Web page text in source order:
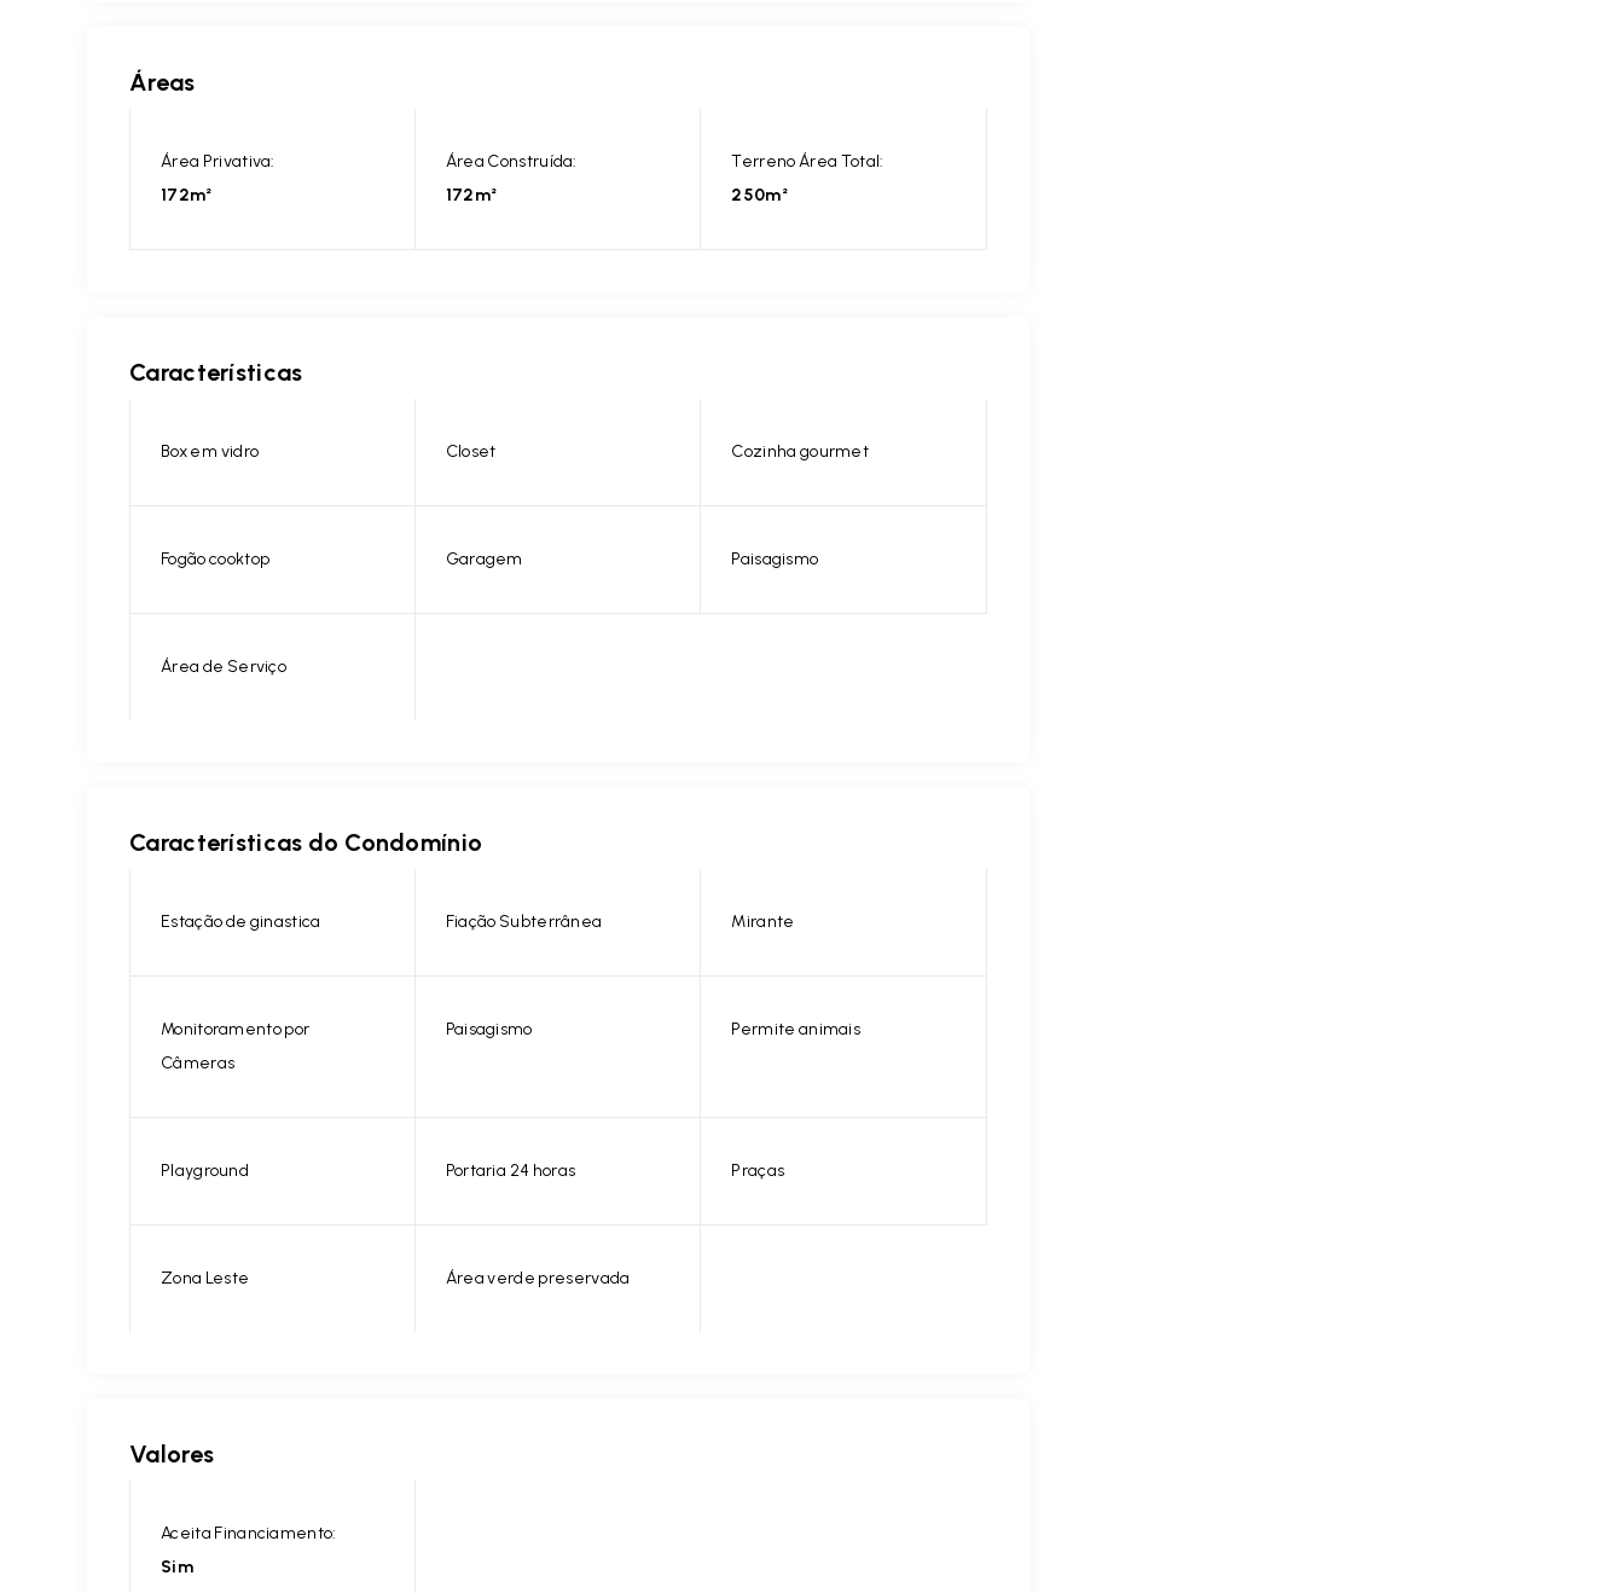
Áreas
Área Privativa:
172m²
Área Construída:
172m²
Terreno Área Total:
250m²
Características
Box em vidro Closet Cozinha gourmet
Fogão cooktop Garagem Paisagismo
Área de Serviço
Características do Condomínio
Estação de ginastica Fiação Subterrânea Mirante
Monitoramento por
Câmeras
Paisagismo Permite animais
Playground Portaria 24 horas Praças
Zona Leste Área verde preservada
Valores
Aceita Financiamento:
Sim